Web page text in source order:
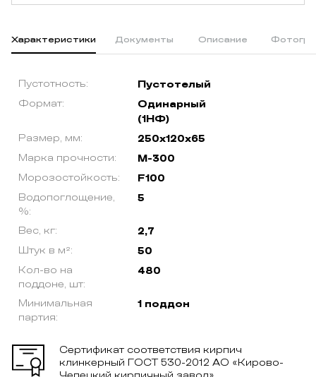
Характеристики Документы Описание
Пустотность: Пустотелый
Формат:
Одинарный
(1НФ)
Размер, мм: 250х120х65
Марка прочности: М-300
Морозостойкость: F100
Водопоглощение,
%:
5
Вес, кг: 2,7
Штук в м²: 50
Кол-во на
поддоне, шт:
480
Минимальная
партия:
1 поддон
Сертификат соответствия кирпич
клинкерный ГОСТ 530-2012 АО «Кирово-